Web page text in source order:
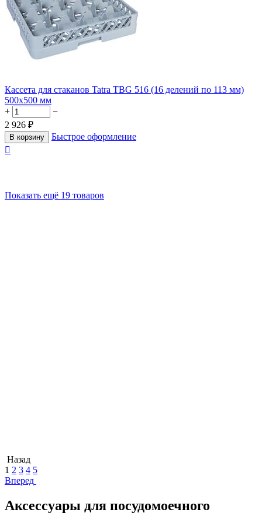
Кассета для стаканов Tatra TBG 516 (16 делений по 113 мм)
500х500 мм
+
−
2 926 ₽
В корзину
Быстрое оформление

Показать ещё 19 товаров
Назад
1 2 3 4 5
Вперед
Аксессуары для посудомоечного